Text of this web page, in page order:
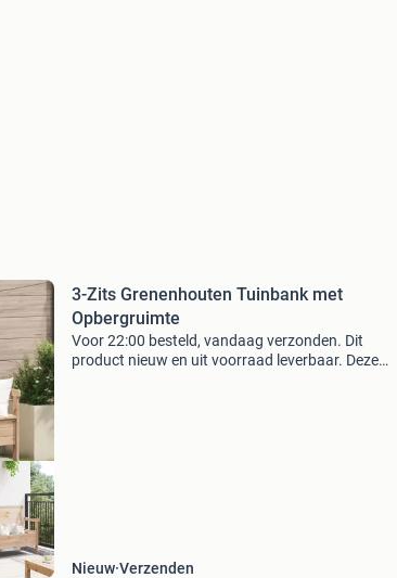
3-Zits Grenenhouten Tuinbank met
Opbergruimte
Voor 22:00 besteld, vandaag verzonden. Dit
product nieuw en uit voorraad leverbaar. Deze
Nieuw Verzenden